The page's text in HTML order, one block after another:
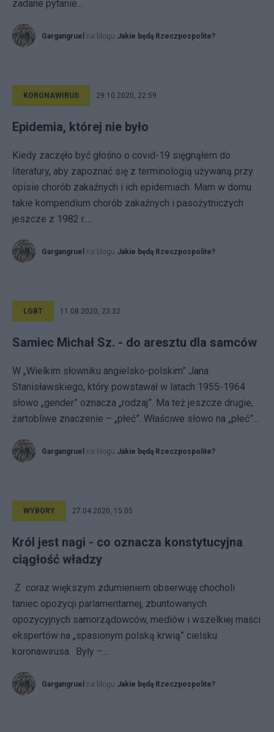
zadane pytanie...
Gargangruel na blogu Jakie będą Rzeczpospolite?
KORONAWIRUS 29.10.2020, 22:59
Epidemia, której nie było
Kiedy zaczęło być głośno o covid-19 sięgnąłem do
literatury, aby zapoznać się z terminologią używaną przy
opisie chorób zakaźnych i ich epidemiach. Mam w domu
takie kompendium chorób zakaźnych i pasożytniczych
jeszcze z 1982 r....
Gargangruel na blogu Jakie będą Rzeczpospolite?
LGBT 11.08.2020, 23:32
Samiec Michał Sz. - do aresztu dla samców
W „Wielkim słowniku angielsko-polskim” Jana
Stanisławskiego, który powstawał w latach 1955-1964
słowo „gender” oznacza „rodzaj”. Ma też jeszcze drugie,
żartobliwe znaczenie – „płeć”. Właściwe słowo na „płeć”...
Gargangruel na blogu Jakie będą Rzeczpospolite?
WYBORY 27.04.2020, 15:05
Król jest nagi - co oznacza konstytucyjna
ciągłość władzy
Z coraz większym zdumieniem obserwuję chocholi
taniec opozycji parlamentarnej, zbuntowanych
opozycyjnych samorządowców, mediów i wszelkiej maści
ekspertów na „spasionym polską krwią” cielsku
koronawirusa. Były –...
Gargangruel na blogu Jakie będą Rzeczpospolite?